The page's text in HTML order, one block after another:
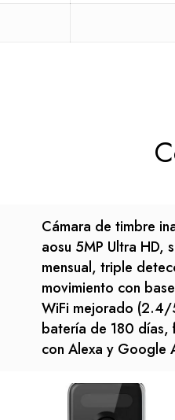
Cámara de timbre
aosu 5MP Ultra HD,
mensual, triple
movimiento con
WiFi mejorado (2.4/
batería de 180 días,
con Alexa y Google